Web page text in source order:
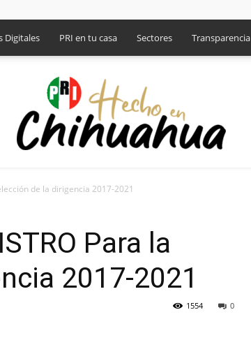
Digitales PRI en tu casa Sectores Transparencia
de la dirigencia 2017-2021
Para la
2017-2021
0
1554